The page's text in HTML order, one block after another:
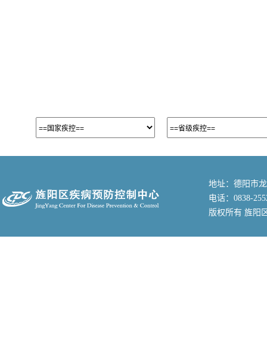
地址：德阳市
电话：0838-
版权所有 旌阳